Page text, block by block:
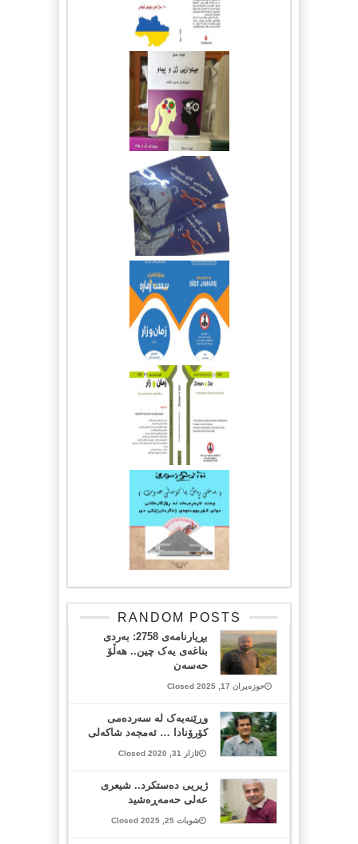
RANDOM POSTS
بڕیارنامەی 2758: بەردی
بناغەی یەک چین.. هەڵۆ
حەسەن
حوزەیران 17, 2025 Closed
وڕێنەیەک لە سەردەمی
کۆرۆنادا … ئەمجەد شاکەلی
ئازار 31, 2020 Closed
ژیریی دەستکرد.. شیعری
عەلی حەمەڕەشید
شوبات 25, 2025 Closed